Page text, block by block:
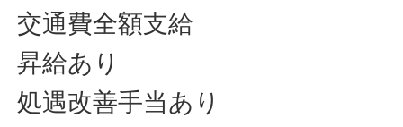
交通費全額支給
昇給あり
処遇改善手当あり